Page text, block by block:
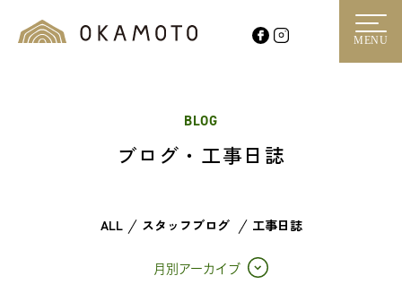
MENU
BLOG
ブログ・工事日誌
ALL スタッフブログ 工事日誌
月別アーカイブ